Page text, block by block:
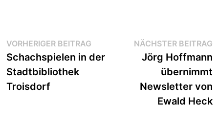
Beitragsnavigation
VORHERIGER BEITRAGVorheriger
Beitrag:
Schachspielen in der
Stadtbibliothek
Troisdorf
NÄCHSTER BEITRAG
Jörg Hoffmann
übernimmt
Newsletter von
Ewald Heck